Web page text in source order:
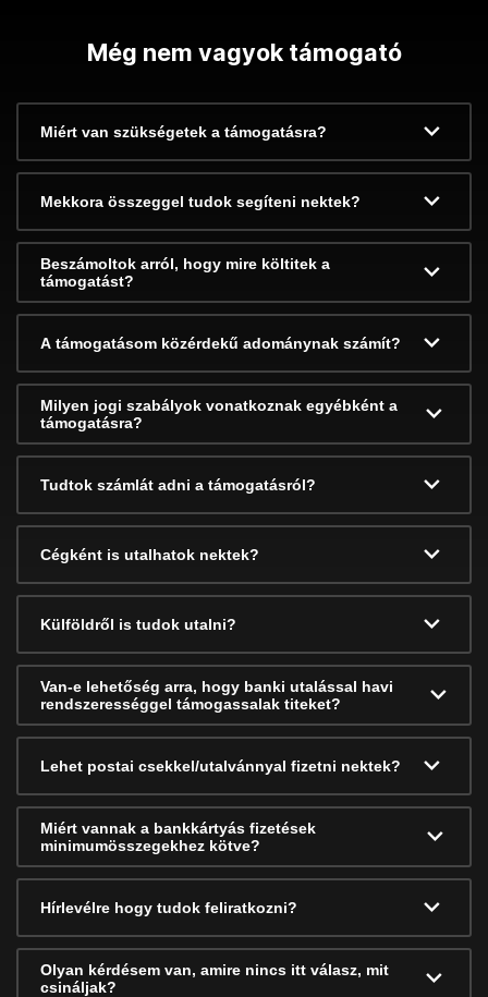
Még nem vagyok támogató
Miért van szükségetek a támogatásra?
Mekkora összeggel tudok segíteni nektek?
Beszámoltok arról, hogy mire költitek a
támogatást?
A támogatásom közérdekű adománynak számít?
Milyen jogi szabályok vonatkoznak egyébként a
támogatásra?
Tudtok számlát adni a támogatásról?
Cégként is utalhatok nektek?
Külföldről is tudok utalni?
Van-e lehetőség arra, hogy banki utalással havi
rendszerességgel támogassalak titeket?
Lehet postai csekkel/utalvánnyal fizetni nektek?
Miért vannak a bankkártyás fizetések
minimumösszegekhez kötve?
Hírlevélre hogy tudok feliratkozni?
Olyan kérdésem van, amire nincs itt válasz, mit
csináljak?